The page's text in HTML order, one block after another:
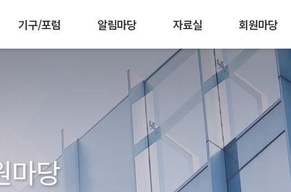
공동구매
기구/포럼
한국소프트웨어측정원 개인정보 기술포럼
알림마당
ICT소식 뉴스레터
자료실
발간자료/행사자료 통계/정책
회원마당
회원사 소개 회원사 지원 회원사 소식
마당